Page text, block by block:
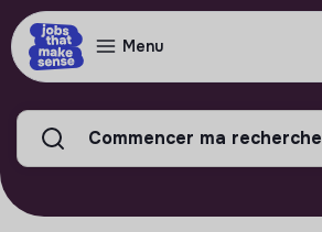
Menu
Commencer ma recherche